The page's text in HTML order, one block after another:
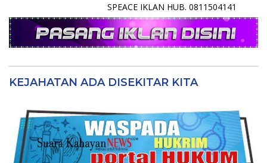
SPEACE IKLAN HUB. 0811504141
KEJAHATAN ADA DISEKITAR KITA